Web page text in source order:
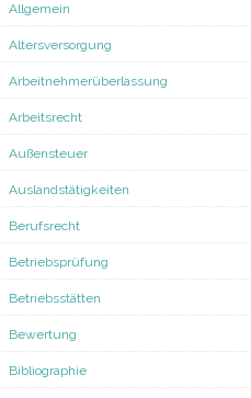
Allgemein
Altersversorgung
Arbeitnehmerüberlassung
Arbeitsrecht
Außensteuer
Auslandstätigkeiten
Berufsrecht
Betriebsprüfung
Betriebsstätten
Bewertung
Bibliographie